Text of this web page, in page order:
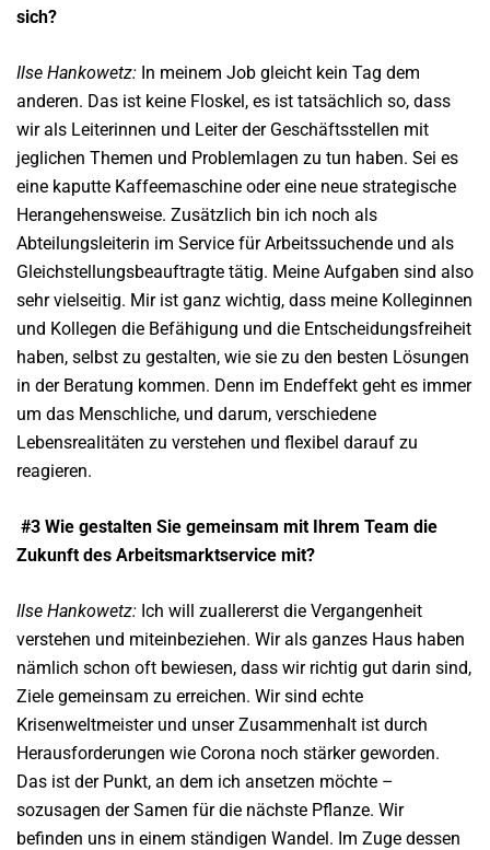
sich?
Ilse Hankowetz: In meinem Job gleicht kein Tag dem
anderen. Das ist keine Floskel, es ist tatsächlich so, dass
wir als Leiterinnen und Leiter der Geschäftsstellen mit
jeglichen Themen und Problemlagen zu tun haben. Sei es
eine kaputte Kaffeemaschine oder eine neue strategische
Herangehensweise. Zusätzlich bin ich noch als
Abteilungsleiterin im Service für Arbeitssuchende und als
Gleichstellungsbeauftragte tätig. Meine Aufgaben sind also
sehr vielseitig. Mir ist ganz wichtig, dass meine Kolleginnen
und Kollegen die Befähigung und die Entscheidungsfreiheit
haben, selbst zu gestalten, wie sie zu den besten Lösungen
in der Beratung kommen. Denn im Endeffekt geht es immer
um das Menschliche, und darum, verschiedene
Lebensrealitäten zu verstehen und flexibel darauf zu
reagieren.
#3 Wie gestalten Sie gemeinsam mit Ihrem Team die
Zukunft des Arbeitsmarktservice mit?
Ilse Hankowetz: Ich will zuallererst die Vergangenheit
verstehen und miteinbeziehen. Wir als ganzes Haus haben
nämlich schon oft bewiesen, dass wir richtig gut darin sind,
Ziele gemeinsam zu erreichen. Wir sind echte
Krisenweltmeister und unser Zusammenhalt ist durch
Herausforderungen wie Corona noch stärker geworden.
Das ist der Punkt, an dem ich ansetzen möchte –
sozusagen der Samen für die nächste Pflanze. Wir
befinden uns in einem ständigen Wandel. Im Zuge dessen